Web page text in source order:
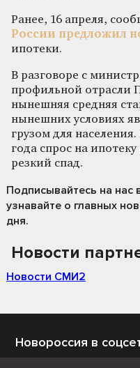
Ранее, 16 апреля,
России предложил
ипотеки.
В разговоре с
профильной отрасли
нынешняя средняя
нынешних условиях
грузом для
года спрос на
резкий спад.
Подписывайтесь на нас
узнавайте о главных
дня.
Новости
Новости СМИ2
Новороссия в